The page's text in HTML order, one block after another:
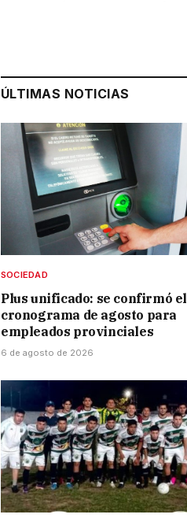
ÚLTIMAS NOTICIAS
SOCIEDAD
Plus unificado: se confirmó el
cronograma de agosto para
empleados provinciales
6 de agosto de 2026